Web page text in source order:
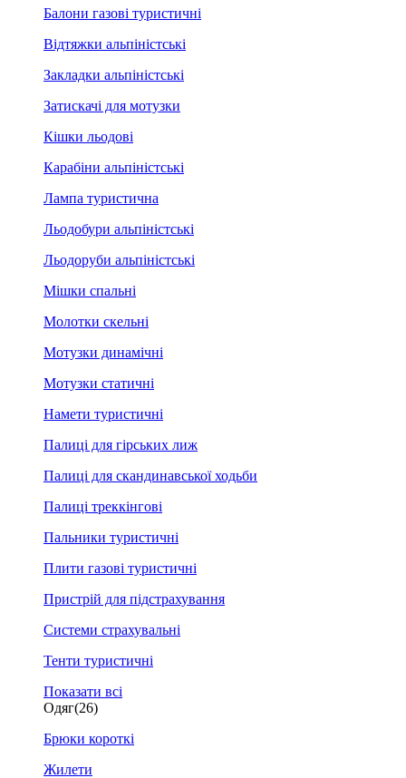
Балони газові туристичні
Відтяжки альпіністські
Закладки альпіністські
Затискачі для мотузки
Кішки льодові
Карабіни альпіністські
Лампа туристична
Льодобури альпіністські
Льодоруби альпіністські
Мішки спальні
Молотки скельні
Мотузки динамічні
Мотузки статичні
Намети туристичні
Палиці для гірських лиж
Палиці для скандинавської ходьби
Палиці треккінгові
Пальники туристичні
Плити газові туристичні
Пристрій для підстрахування
Системи страхувальні
Тенти туристичні
Показати всі
Одяг(26)
Брюки короткі
Жилети